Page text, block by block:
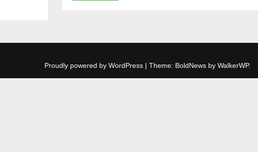
Proudly powered by WordPress | Theme: BoldNews by WalkerWP.